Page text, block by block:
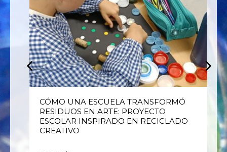
CÓMO UNA ESCUELA TRANSFORMÓ
RESIDUOS EN ARTE: PROYECTO
ESCOLAR INSPIRADO EN RECICLADO
CREATIVO